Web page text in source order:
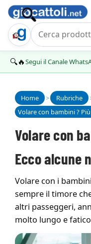
Trova Regalo
🔍🔥Segui il Canale
Home > Rubriche
Volare con
Ecco alcune
Volare con i
sempre il timore
altri passeggeri,
molto lungo e